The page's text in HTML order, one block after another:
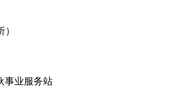
事业服务站